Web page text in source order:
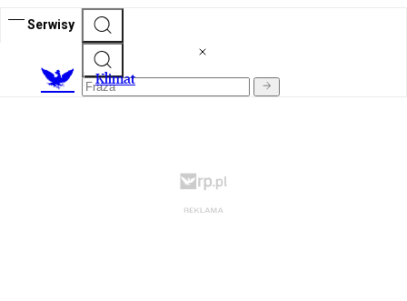
Serwisy
Klimat